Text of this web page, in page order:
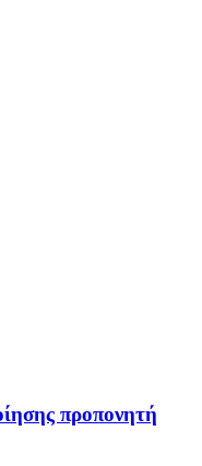
προπονητή